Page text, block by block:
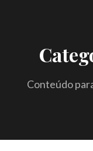
Conteúdo